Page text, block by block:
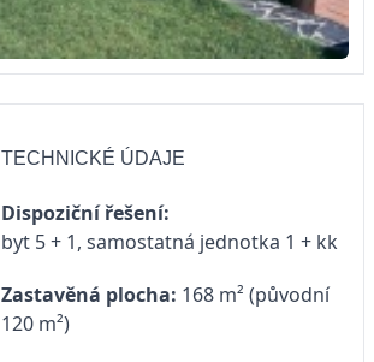
TECHNICKÉ ÚDAJE
Dispoziční řešení:
byt 5 + 1, samostatná jednotka 1 + kk
Zastavěná plocha: 168 m² (původní
120 m²)